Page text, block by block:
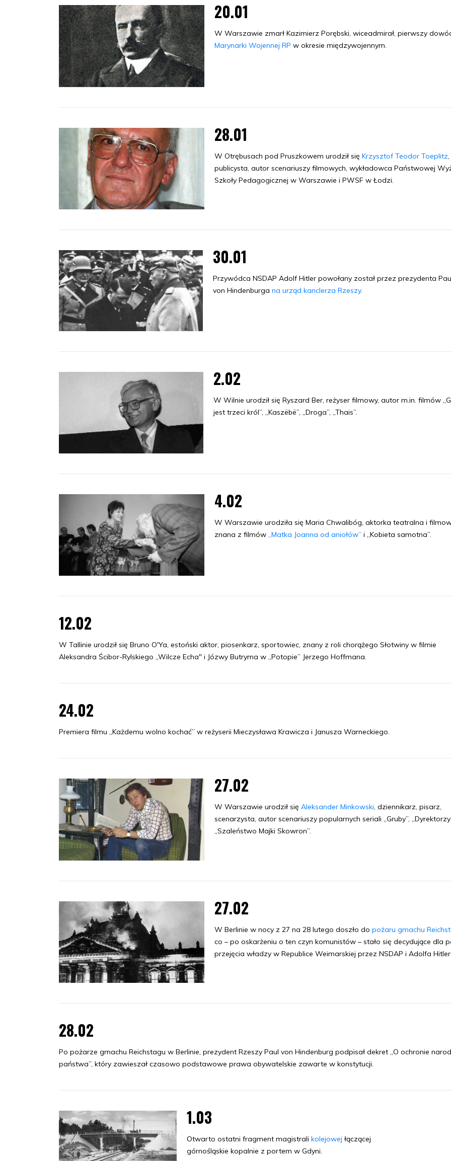
20.01
W Warszawie zmarł Kazimierz Porębski, wiceadmirał, pierwszy
Marynarki Wojennej RP w okresie międzywojennym.
28.01
W Otrębusach pod Pruszkowem urodził się Krzysztof Teodor Toeplitz
publicysta, autor scenariuszy filmowych, wykładowca Państwowej
Szkoły Pedagogicznej w Warszawie i PWSF w Łodzi.
30.01
Przywódca NSDAP Adolf Hitler powołany został przez prezydenta
von Hindenburga na urząd kanclerza Rzeszy.
2.02
W Wilnie urodził się Ryszard Ber, reżyser filmowy, autor m.in. filmów
jest trzeci król”, „Kaszëbë”, „Droga”, „Thais”.
4.02
W Warszawie urodziła się Maria Chwalibóg, aktorka teatralna i
znana z filmów „Matka Joanna od aniołów” i „Kobieta samotna”.
12.02
W Tallinie urodził się Bruno O'Ya, estoński aktor, piosenkarz, sportowiec, znany z roli chorążego Słotwiny w filmie
Aleksandra Ścibor-Rylskiego „Wilcze Echa" i Józwy Butryma w „Potopie” Jerzego Hoffmana.
24.02
Premiera filmu „Każdemu wolno kochać” w reżyserii Mieczysława Krawicza i Janusza Warneckiego.
27.02
W Warszawie urodził się Aleksander Minkowski, dziennikarz, pisarz,
scenarzysta, autor scenariuszy popularnych seriali „Gruby”,
„Szaleństwo Majki Skowron”.
27.02
W Berlinie w nocy z 27 na 28 lutego doszło do pożaru gmachu
co – po oskarżeniu o ten czyn komunistów – stało się decydujące dla
przejęcia władzy w Republice Weimarskiej przez NSDAP i Adolfa
28.02
Po pożarze gmachu Reichstagu w Berlinie, prezydent Rzeszy Paul von Hindenburg podpisał dekret „O ochronie
państwa”, który zawieszał czasowo podstawowe prawa obywatelskie zawarte w konstytucji.
1.03
Otwarto ostatni fragment magistralikolejowej łączącej
górnośląskie kopalnie z portem w Gdyni.